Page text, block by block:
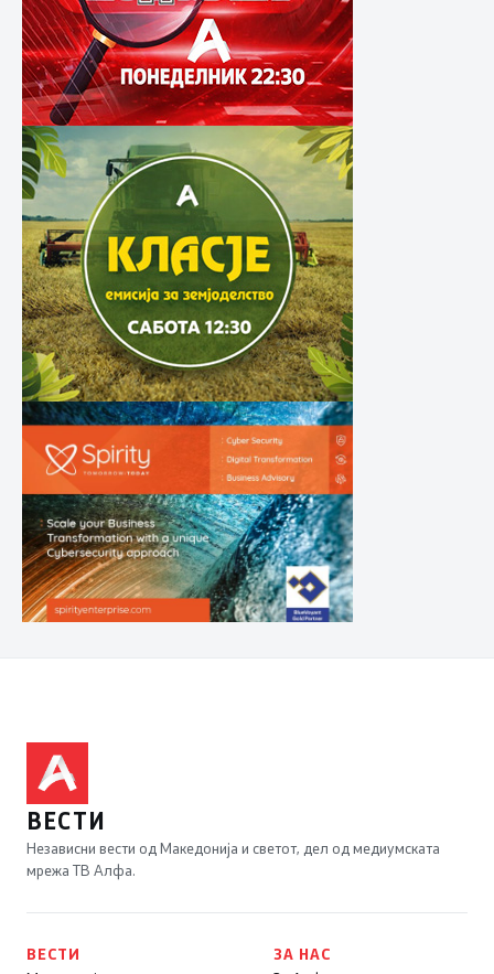
ВЕСТИ
Независни вести од Македонија и светот, дел од медиумската
мрежа ТВ Алфа.
ВЕСТИ
ЗА НАС